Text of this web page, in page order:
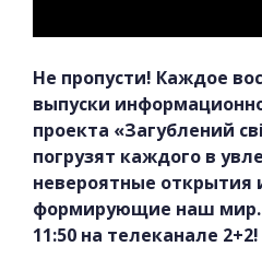
Не пропусти! Каждое
выпуски
проекта «Загублений
погрузят каждого в
невероятные открытия
формирующие наш мир.
11:50 на телеканале 2+2!